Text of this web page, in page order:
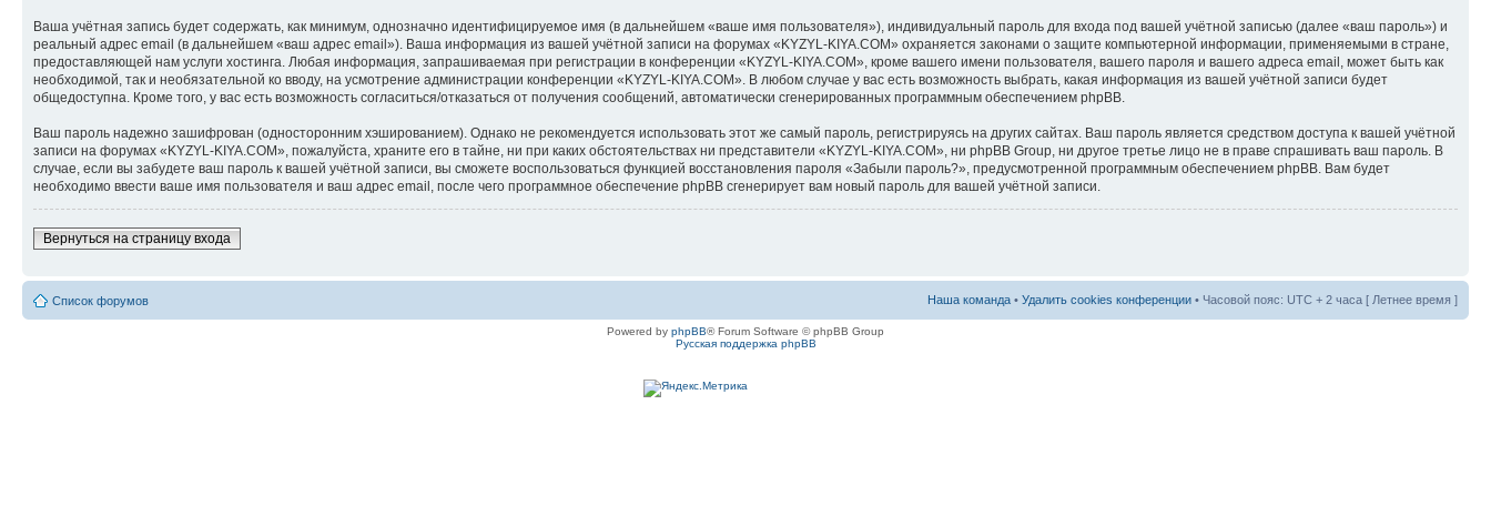
Ваша учётная запись будет содержать, как минимум, однозначно идентифицируемое имя (в дальнейшем «ваше имя пользователя»), индивидуальный пароль для входа под вашей учётной записью (далее «ваш пароль») и
реальный адрес email (в дальнейшем «ваш адрес email»). Ваша информация из вашей учётной записи на форумах «KYZYL-KIYA.COM» охраняется законами о защите компьютерной информации, применяемыми в стране,
предоставляющей нам услуги хостинга. Любая информация, запрашиваемая при регистрации в конференции «KYZYL-KIYA.COM», кроме вашего имени пользователя, вашего пароля и вашего адреса email, может быть как
необходимой, так и необязательной ко вводу, на усмотрение администрации конференции «KYZYL-KIYA.COM». В любом случае у вас есть возможность выбрать, какая информация из вашей учётной записи будет
общедоступна. Кроме того, у вас есть возможность согласиться/отказаться от получения сообщений, автоматически сгенерированных программным обеспечением phpBB.
Ваш пароль надежно зашифрован (односторонним хэшированием). Однако не рекомендуется использовать этот же самый пароль, регистрируясь на других сайтах. Ваш пароль является средством доступа к вашей учётной
записи на форумах «KYZYL-KIYA.COM», пожалуйста, храните его в тайне, ни при каких обстоятельствах ни представители «KYZYL-KIYA.COM», ни phpBB Group, ни другое третье лицо не в праве спрашивать ваш пароль. В
случае, если вы забудете ваш пароль к вашей учётной записи, вы сможете воспользоваться функцией восстановления пароля «Забыли пароль?», предусмотренной программным обеспечением phpBB. Вам будет
необходимо ввести ваше имя пользователя и ваш адрес email, после чего программное обеспечение phpBB сгенерирует вам новый пароль для вашей учётной записи.
Вернуться на страницу входа
Список форумов Наша команда • Удалить cookies конференции • Часовой пояс: UTC + 2 часа [ Летнее время ]
Powered by phpBB® Forum Software © phpBB Group
Русская поддержка phpBB